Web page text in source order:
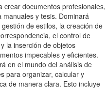
crear documentos profesionales,
y tesis. Dominará
de estilos, la creación de
el control de
la inserción de objetos
impecables y eficientes.
en el mundo del análisis de
para organizar, calcular y
de manera clara. Esto incluye